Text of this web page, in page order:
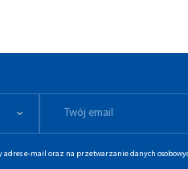
e-mail oraz na przetwarzanie danych